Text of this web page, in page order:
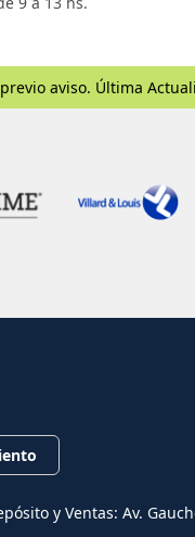
aviso. Última
y Ventas: Av.